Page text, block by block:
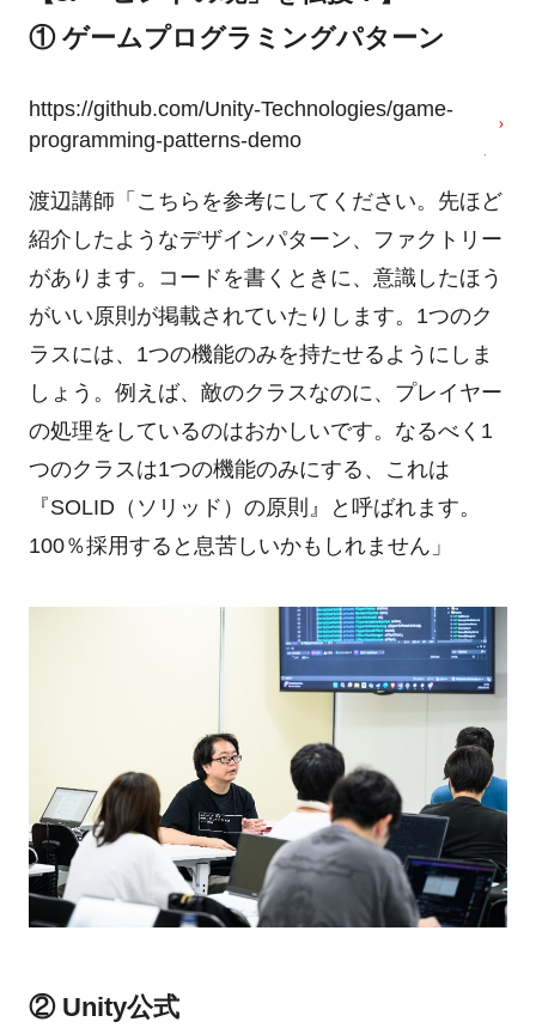
① ゲームプログラミングパターン
https://github.com/Unity-Technologies/game-
programming-patterns-demo
渡辺講師「こちらを参考にしてください。先ほど
紹介したようなデザインパターン、ファクトリー
があります。コードを書くときに、意識したほう
がいい原則が掲載されていたりします。1つのク
ラスには、1つの機能のみを持たせるようにしま
しょう。例えば、敵のクラスなのに、プレイヤー
の処理をしているのはおかしいです。なるべく1
つのクラスは1つの機能のみにする、これは
『SOLID（ソリッド）の原則』と呼ばれます。
100％採用すると息苦しいかもしれません」
② Unity公式